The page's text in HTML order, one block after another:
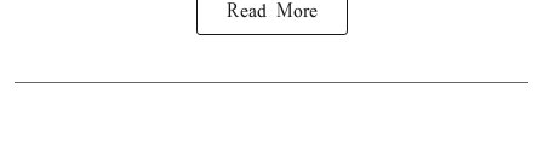
Read More